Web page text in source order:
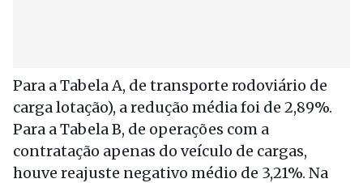
Para a Tabela A, de transporte rodoviário de
carga lotação), a redução média foi de 2,89%.
Para a Tabela B, de operações com a
contratação apenas do veículo de cargas,
houve reajuste negativo médio de 3,21%. Na